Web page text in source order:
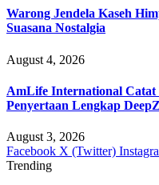
Warong Jendela Kaseh
Suasana Nostalgia
August 4, 2026
AmLife International Catat
Penyertaan Lengkap
August 3, 2026
Facebook X (Twitter)
Trending